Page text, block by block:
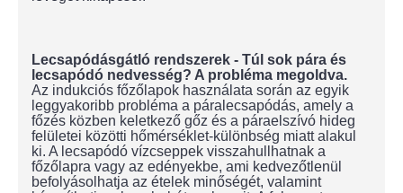
Lecsapódásgátló rendszerek - Túl sok pára és
lecsapódó nedvesség? A probléma megoldva.
Az indukciós főzőlapok használata során az egyik
leggyakoribb probléma a páralecsapódás, amely a
főzés közben keletkező gőz és a páraelszívó hideg
felületei közötti hőmérséklet-különbség miatt alakul
ki. A lecsapódó vízcseppek visszahullhatnak a
főzőlapra vagy az edényekbe, ami kedvezőtlenül
befolyásolhatja az ételek minőségét, valamint